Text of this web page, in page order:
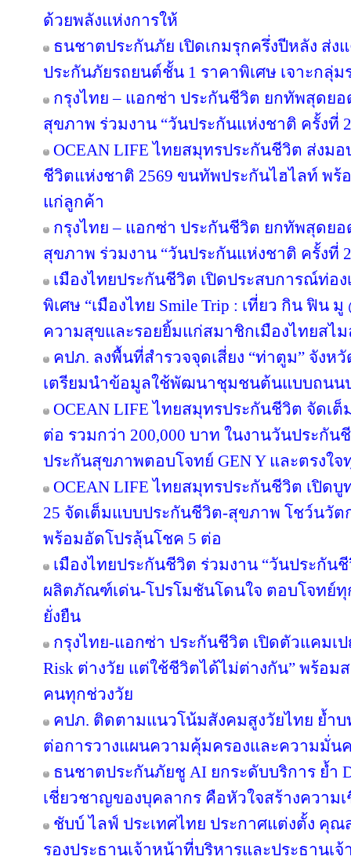
ด้วยพลังแห่งการให้
ธนชาตประกันภัย เปิดเกมรุกครึ่งปีหลัง ส่ง
ประกันภัยรถยนต์ชั้น 1 ราคาพิเศษ เจาะกลุ่
กรุงไทย – แอกซ่า ประกันชีวิต ยกทัพสุดย
สุขภาพ ร่วมงาน “วันประกันแห่งชาติ ครั้งที่
OCEAN LIFE ไทยสมุทรประกันชีวิต ส่งม
ชีวิตแห่งชาติ 2569 ขนทัพประกันไฮไลท์ พร้
แก่ลูกค้า
กรุงไทย – แอกซ่า ประกันชีวิต ยกทัพสุดย
สุขภาพ ร่วมงาน “วันประกันแห่งชาติ ครั้งที่
เมืองไทยประกันชีวิต เปิดประสบการณ์ท่อ
พิเศษ “เมืองไทย Smile Trip : เที่ยว กิน ฟิน มู
ความสุขและรอยยิ้มแก่สมาชิกเมืองไทยสไ
คปภ. ลงพื้นที่สำรวจจุดเสี่ยง “ท่าตูม” จังห
เตรียมนำข้อมูลใช้พัฒนาชุมชนต้นแบบถนน
OCEAN LIFE ไทยสมุทรประกันชีวิต จัดเ
ต่อ รวมกว่า 200,000 บาท ในงานวันประกัน
ประกันสุขภาพตอบโจทย์ GEN Y และตรงใจ
OCEAN LIFE ไทยสมุทรประกันชีวิต เปิด
25 จัดเต็มแบบประกันชีวิต-สุขภาพ โชว์นวั
พร้อมอัดโปรลุ้นโชค 5 ต่อ
เมืองไทยประกันชีวิต ร่วมงาน “วันประกัน
ผลิตภัณฑ์เด่น-โปรโมชันโดนใจ ตอบโจทย์
ยั่งยืน
กรุงไทย-แอกซ่า ประกันชีวิต เปิดตัวแคมเป
Risk ต่างวัย แต่ใช้ชีวิตได้ไม่ต่างกัน” พร้อ
คนทุกช่วงวัย
คปภ. ติดตามแนวโน้มสังคมสูงวัยไทย ย้ำ
ต่อการวางแผนความคุ้มครองและความมั่นค
ธนชาตประกันภัยชู AI ยกระดับบริการ ย้ำ
เชี่ยวชาญของบุคลากร คือหัวใจสร้างความ
ชับบ์ ไลฟ์ ประเทศไทย ประกาศแต่งตั้ง คุ
รองประธานเจ้าหน้าที่บริหารและประธานเ